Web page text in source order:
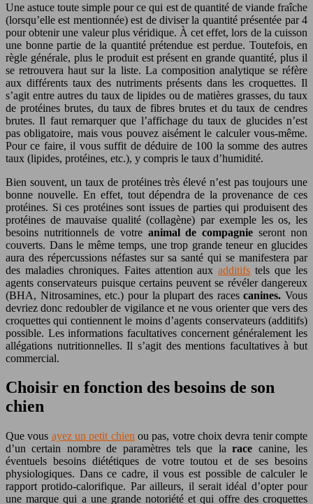
Une astuce toute simple pour ce qui est de quantité de viande fraîche
(lorsqu’elle est mentionnée) est de diviser la quantité présentée par 4
pour obtenir une valeur plus véridique. À cet effet, lors de la cuisson
une bonne partie de la quantité prétendue est perdue. Toutefois, en
règle générale, plus le produit est présent en grande quantité, plus il
se retrouvera haut sur la liste. La composition analytique se réfère
aux différents taux des nutriments présents dans les croquettes. Il
s’agit entre autres du taux de lipides ou de matières grasses, du taux
de protéines brutes, du taux de fibres brutes et du taux de cendres
brutes. Il faut remarquer que l’affichage du taux de glucides n’est
pas obligatoire, mais vous pouvez aisément le calculer vous-même.
Pour ce faire, il vous suffit de déduire de 100 la somme des autres
taux (lipides, protéines, etc.), y compris le taux d’humidité.
Bien souvent, un taux de protéines très élevé n’est pas toujours une
bonne nouvelle. En effet, tout dépendra de la provenance de ces
protéines. Si ces protéines sont issues de parties qui produisent des
protéines de mauvaise qualité (collagène) par exemple les os, les
besoins nutritionnels de votre animal de compagnieseront non
couverts. Dans le même temps, une trop grande teneur en glucides
aura des répercussions néfastes sur sa santé qui se manifestera par
des maladies chroniques. Faites attention auxadditifs tels que les
agents conservateurs puisque certains peuvent se révéler dangereux
(BHA, Nitrosamines, etc.) pour la plupart des racescanines.Vous
devriez donc redoubler de vigilance et ne vous orienter que vers des
croquettes qui contiennent le moins d’agents conservateurs (additifs)
possible. Les informations facultatives concernent généralement les
allégations nutritionnelles. Il s’agit des mentions facultatives à but
commercial.
Choisir en fonction des besoins de son
chien
Que vous ayez un petit chien ou pas, votre choix devra tenir compte
d’un certain nombre de paramètres tels que larace canine, les
éventuels besoins diététiques de votre toutou et de ses besoins
physiologiques. Dans ce cadre, il vous est possible de calculer le
rapport protido-calorifique. Par ailleurs, il serait idéal d’opter pour
une marque qui a une grande notoriété et qui offre des croquettes